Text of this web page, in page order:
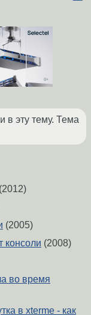
в эту тему. Тема
(2012)
(2005)
консоли (2008)
во время
в xterme - как